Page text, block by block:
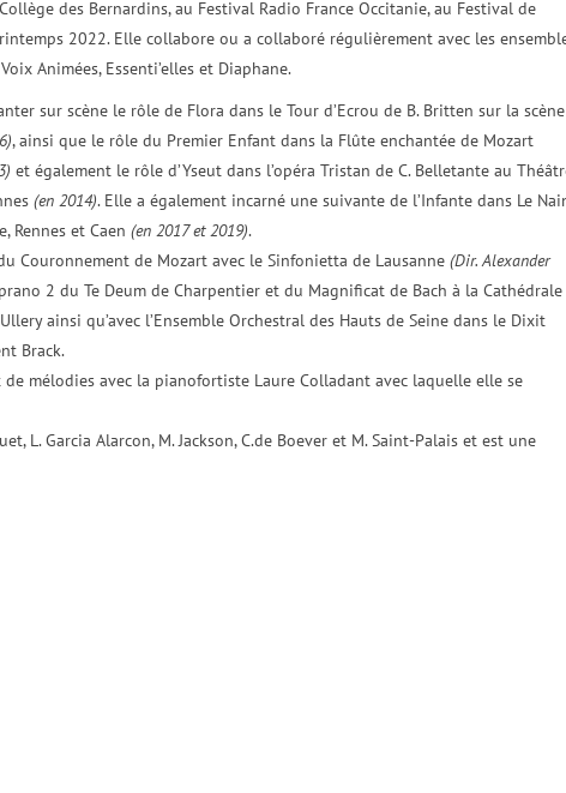
des Bernardins, au Festival Radio France Occitanie, au Festival de
2022. Elle collabore ou a collaboré régulièrement avec les
Animées, Essenti’elles et Diaphane.
sur scène le rôle de Flora dans le Tour d’Ecrou de B. Britten sur la scène
, ainsi que le rôle du Premier Enfant dans la Flûte enchantée de Mozart
et également le rôle d’Yseut dans l’opéra Tristan de C. Belletante au
(en 2014). Elle a également incarné une suivante de l’Infante dans Le
Rennes et Caen (en 2017 et 2019).
Couronnement de Mozart avec le Sinfonietta de Lausanne (Dir. Alexander
2 du Te Deum de Charpentier et du Magnificat de Bach à la Cathédrale
ainsi qu’avec l’Ensemble Orchestral des Hauts de Seine dans le Dixit
Brack.
mélodies avec la pianofortiste Laure Colladant avec laquelle elle se
L. Garcia Alarcon, M. Jackson, C.de Boever et M. Saint-Palais et est une